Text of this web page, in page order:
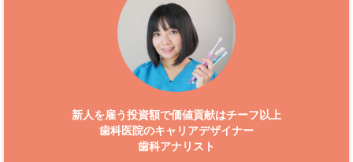
新人を雇う投資額で価値貢献はチーフ以上
歯科医院のキャリアデザイナー
歯科アナリスト